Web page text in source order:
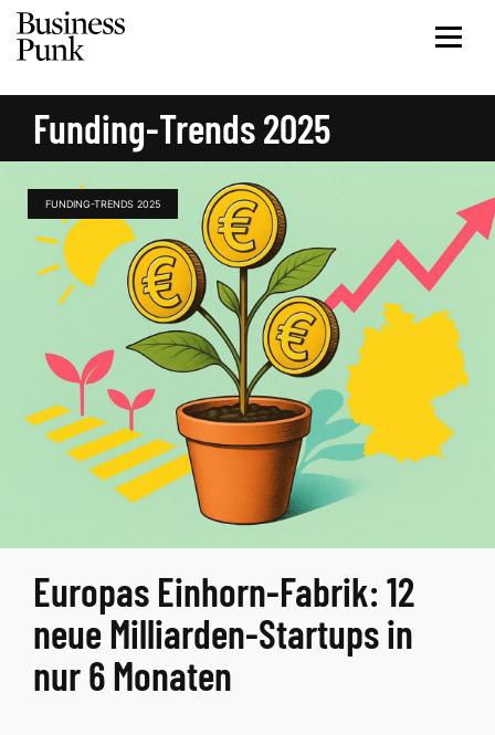
Funding-Trends 2025
FUNDING-TRENDS 2025
Europas Einhorn-Fabrik: 12
neue Milliarden-Startups in
nur 6 Monaten